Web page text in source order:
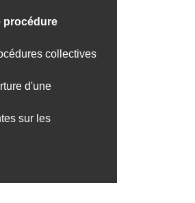
procédure
collectives
d'une
sur les